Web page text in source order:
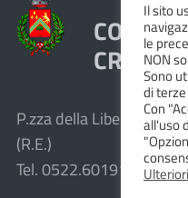
P.zza della Libertà, 1 –
(R.E.)
Tel. 0522.601911 – Fax
Il sito
le
NON
Sono
di
Con
all'uso